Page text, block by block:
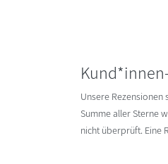
Unsere Rezensionen
Summe aller Sterne
nicht überprüft. Eine